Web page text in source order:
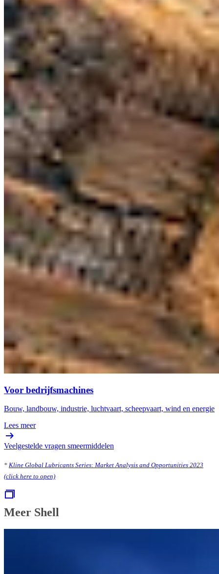
Voor bedrijfsmachines
Bouw, landbouw, industrie, luchtvaart, scheepvaart, wind en energie
Lees meer
Veelgestelde vragen smeermiddelen
* Kline Global Lubricants Series: Market Analysis and Opportunities 2023
(click here to open)
Meer Shell